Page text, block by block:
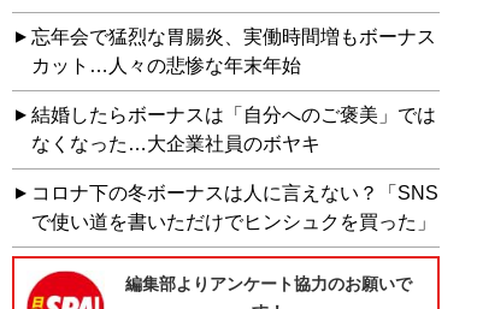
忘年会で猛烈な胃腸炎、実働時間増もボーナス
カット…人々の悲惨な年末年始
結婚したらボーナスは「自分へのご褒美」では
なくなった…大企業社員のボヤキ
コロナ下の冬ボーナスは人に言えない？「SNS
で使い道を書いただけでヒンシュクを買った」